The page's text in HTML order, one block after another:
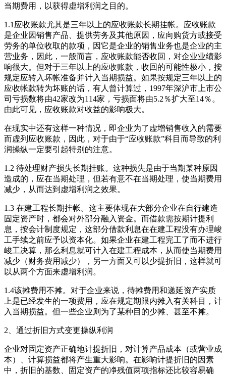
当期费用，以获得虚增利润之目的。
1.1应收账款尤其是三年以上的应收账款长期挂帐。应收账款
是企业因销售产品、提供劳务及其他原因，应向购货方或接受
劳务的单位收取的款项，因它是企业的销售业务也是企业的主
营业务，因此，一般而言，应收账款能否收回，对企业业绩影
响很大。但对于三年以上的应收账款，收回的可能性极小，按
规定应转入坏帐准备并计入当期损益。如果按规定三年以上的
应收帐款转为坏账的话，有人曾计算过，1997年深沪市上市公
司亏损数将由42家改为114家，亏损面将由5.2％扩大至14％。
由此可见，应收账款对收益的影响极大。
在现实中还有这样一种情况，即企业为了虚增销售收入的需要
而虚列应收账款，因此，对于由于“应收账款”科目而导致的利
润操纵一定要引起特别的注意。
1.2 待处理财产损失长期挂账。这种损失是由于当期某种原因
造成的，应在当期处理，但若有意不在当期处理，使当期费用
减少，从而达到虚增利润之效果。
1.3 在建工程长期挂帐。这主要体现在大部分企业在自行建造
固定资产时，都会对外部分融入资金。而借款需按期计提利
息，按会计制度规定，这部分借款利息在在建工程没有办理峻
工手续之前应予以资本化。如果企业在建工程完工了而不进行
峻工决算，那么利息就可计入在建工程成本，从而使当期费用
减少（财务费用减少），另一方面又可以少提折旧，这样就可
以从两个方面来虚增利润。
1.4该摊费用不摊。对于企业来说，待摊费用和递延资产实质
上是已经发生的一项费用，应在规定期限内摊入有关科目，计
入当期损益。但一些企业则为了某种目的少摊、甚至不摊。
2、通过折旧方式变更操纵利润
企业对固定资产正确地计提折旧，对计算产品成本（或营业成
本）、计算损益都将产生重大影响。在影响计提折旧的因素
中，折旧的基数、固定资产的净残值两项指标还比较容易确